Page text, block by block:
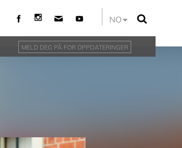
NO
MELD DEG PÅ FOR OPPDATERINGER